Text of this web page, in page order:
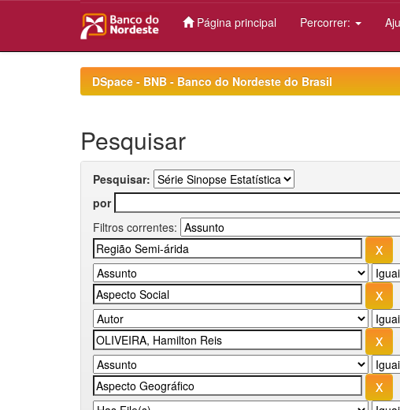
Página principal Percorrer:
DSpace - BNB - Banco do Nordeste do Brasil
Pesquisar
Pesquisar:
por
Filtros correntes: